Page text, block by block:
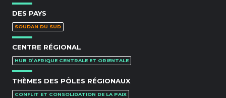
DES PAYS
SOUDAN DU SUD
CENTRE RÉGIONAL
HUB D’AFRIQUE CENTRALE ET ORIENTALE
THÈMES DES PÔLES RÉGIONAUX
CONFLIT ET CONSOLIDATION DE LA PAIX